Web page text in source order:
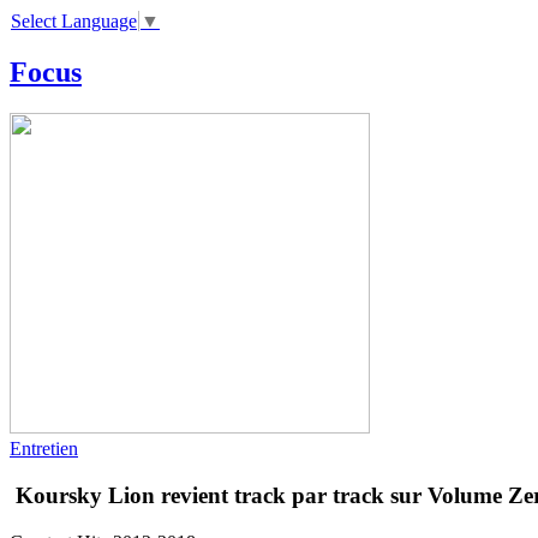
Select Language ▼
Focus
Entretien
Koursky Lion revient track par track sur Volume